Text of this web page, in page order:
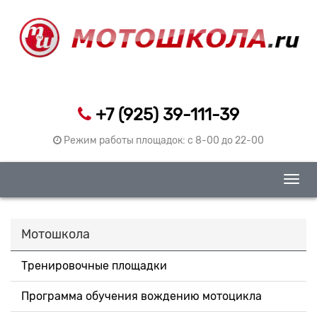
+7 (925) 39-111-39
Режим работы площадок: c 8-00 до 22-00
Мотошкола
Тренировочные площадки
Программа обучения вождению мотоцикла